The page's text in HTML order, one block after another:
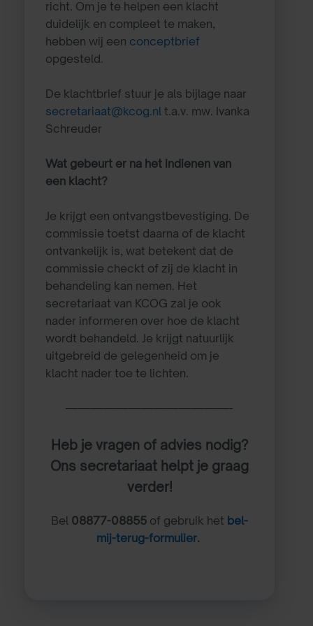
richt. Om je te helpen een klacht
duidelijk en compleet te maken,
hebben wij een conceptbrief
opgesteld.
De klachtbrief stuur je als bijlage naar
secretariaat@kcog.nl t.a.v. mw. Ivanka
Schreuder
Wat gebeurt er na het indienen van
een klacht?
Je krijgt een ontvangstbevestiging. De
commissie toetst daarna of de klacht
ontvankelijk is, wat betekent dat de
commissie checkt of zij de klacht in
behandeling kan nemen. Het
secretariaat van KCOG zal je ook
nader informeren over hoe de klacht
wordt behandeld. Je krijgt natuurlijk
uitgebreid de gelegenheid om je
klacht nader toe te lichten.
—————————————-
Heb je vragen of advies nodig?
Ons secretariaat helpt je graag
verder!
Bel 08877-08855 of gebruik het bel-
mij-terug-formulier.